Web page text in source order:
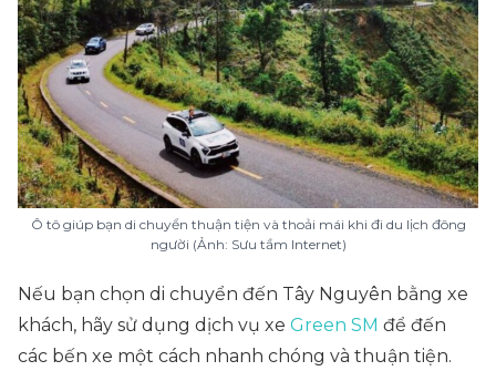
Ô tô giúp bạn di chuyển thuận tiện và thoải mái khi đi du lịch đông
người (Ảnh: Sưu tầm Internet)
Nếu bạn chọn di chuyển đến Tây Nguyên bằng xe
khách, hãy sử dụng dịch vụ xe Green SM để đến
các bến xe một cách nhanh chóng và thuận tiện.